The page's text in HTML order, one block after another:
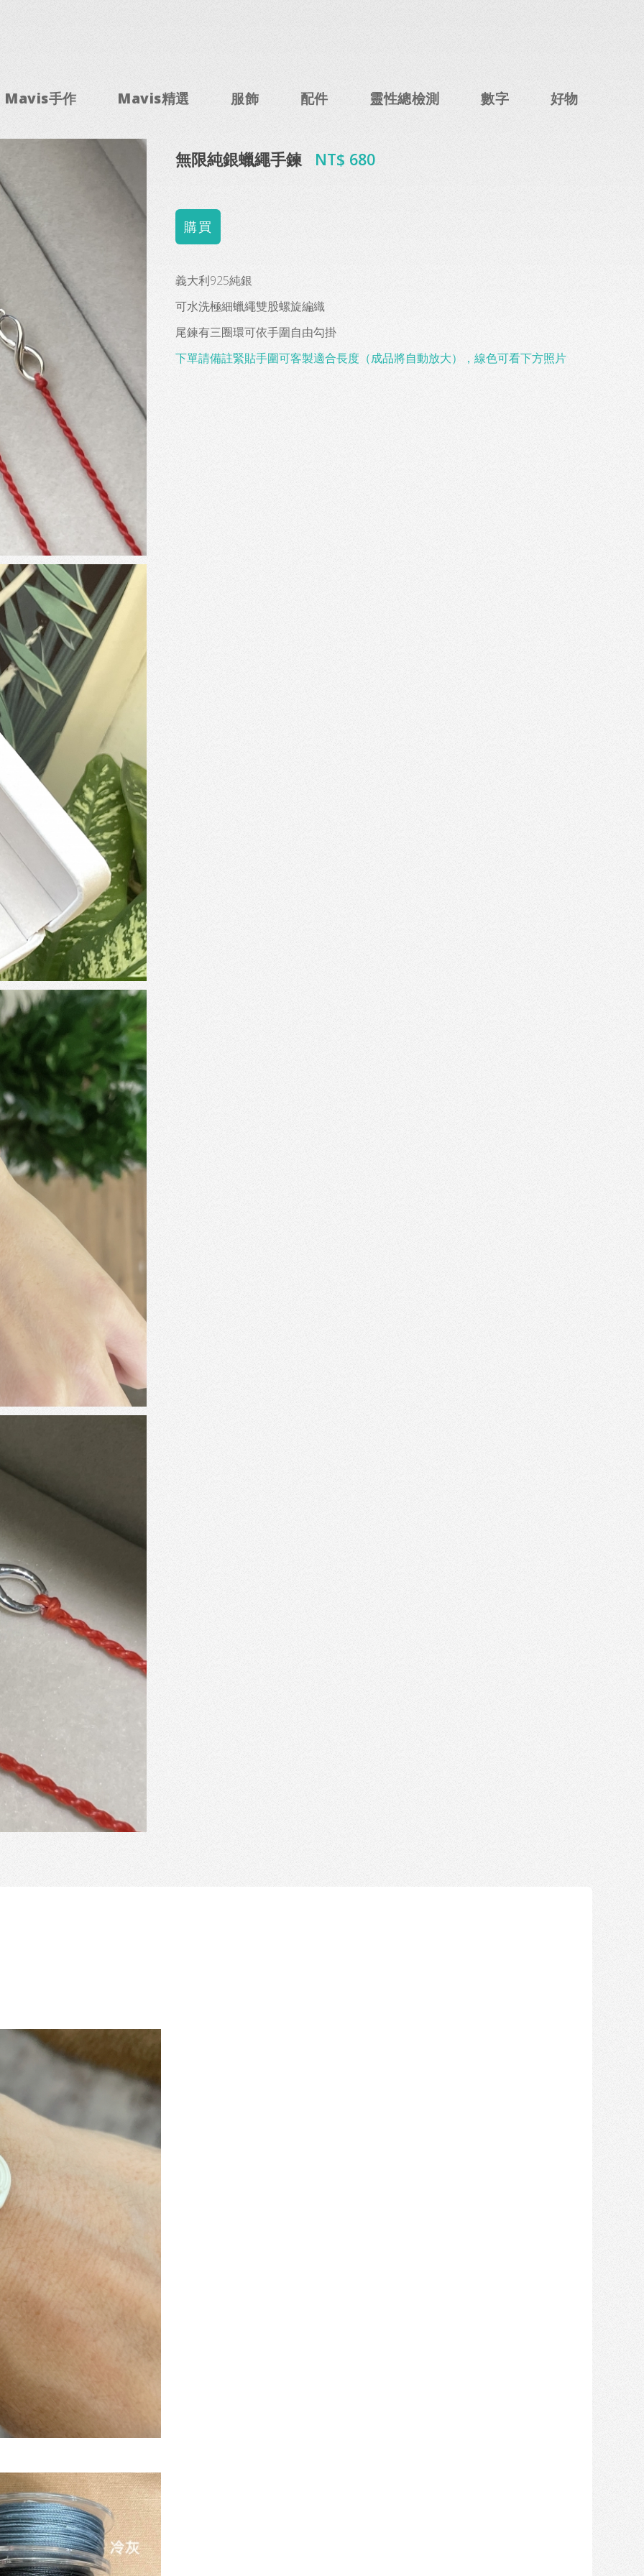
Mavis手作 Mavis精選 服飾 配件 靈性總檢測 數字 好物
無限純銀蠟繩手鍊 NT$ 680
義大利925純銀
可水洗極細蠟繩雙股螺旋編織
尾鍊有三圈環可依手圍自由勾掛
下單請備註緊貼手圍可客製適合長度（成品將自動放大），線色可看下方照片